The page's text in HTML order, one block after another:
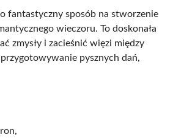
fantastyczny sposób na stworzenie
wieczoru. To doskonała
zmysły i zacieśnić więzi między
pysznych dań,